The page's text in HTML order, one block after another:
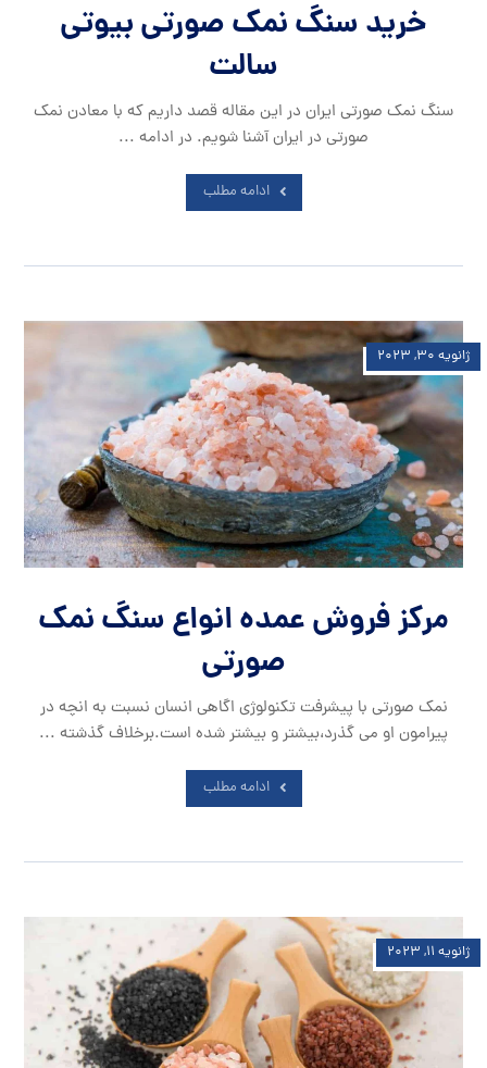
خرید سنگ نمک صورتی بیوتی
سالت
سنگ نمک صورتی ایران در این مقاله قصد داریم که با معادن نمک
صورتی در ایران آشنا شویم. در ادامه ...
ادامه مطلب
مرکز فروش عمده انواع سنگ نمک
صورتی
ژانویه ۳۰, ۲۰۲۳
نمک صورتی با پیشرفت تکنولوژی اگاهی انسان نسبت به انچه در
پیرامون او می گذرد،بیشتر و بیشتر شده است.برخلاف گذشته ...
ادامه مطلب
ژانویه ۱۱, ۲۰۲۳